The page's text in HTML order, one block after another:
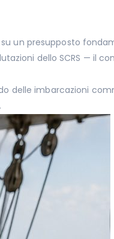
un presupposto
dello SCRS — il
delle imbarcazioni